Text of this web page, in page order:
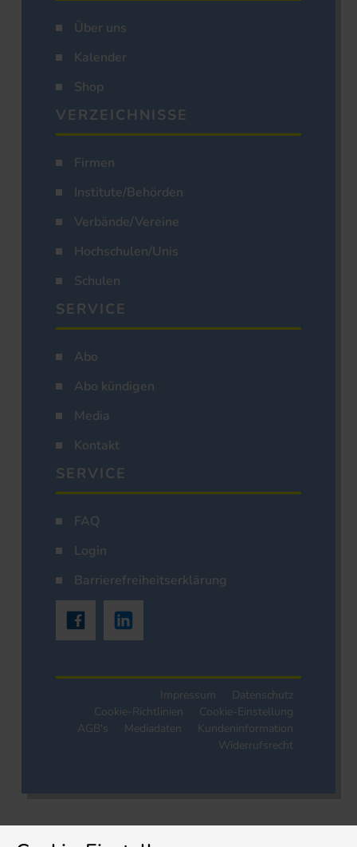
Über uns
Kalender
Shop
VERZEICHNISSE
Firmen
Institute/Behörden
Verbände/Vereine
Hochschulen/Unis
Schulen
SERVICE
Abo
Abo kündigen
Media
Kontakt
SERVICE
FAQ
Login
Barrierefreiheitserklärung
Impressum
Datenschutz
Cookie-Richtlinien
Cookie-Einstellung
AGB's
Mediadaten
Kundeninformation
Widerrufsrecht